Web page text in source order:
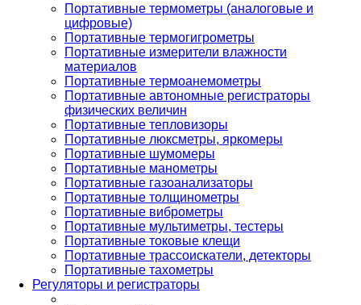
Портативные термометры (аналоговые и
цифровые)
Портативные термогигрометры
Портативные измерители влажности
материалов
Портативные термоанемометры
Портативные автономные регистраторы
физических величин
Портативные тепловизоры
Портативные люксметры, яркомеры
Портативные шумомеры
Портативные манометры
Портативные газоанализаторы
Портативные толщинометры
Портативные виброметры
Портативные мультиметры, тестеры
Портативные токовые клещи
Портативные трассоискатели, детекторы
Портативные тахометры
Регуляторы и регистраторы